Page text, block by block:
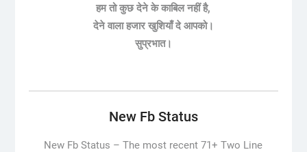
हम तो कुछ देने के काबिल नहीं है,
देने वाला हजार खुशियाँ दे आपको।
सुप्रभात।
New Fb Status
New Fb Status –The most recent 71+ Two Line